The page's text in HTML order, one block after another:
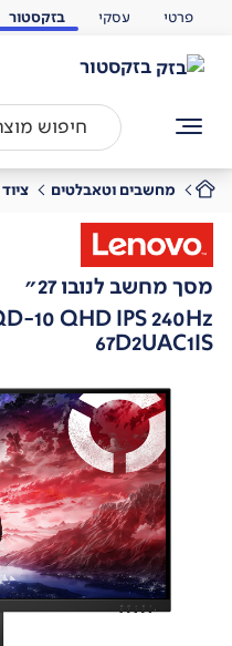
פרטי עסקי בזקסטור
בזקסטור
מחשבים וטאבלטים
מסך מחשב לנובו 27"
10 QHD IPS 240Hz
67D2UAC1IS